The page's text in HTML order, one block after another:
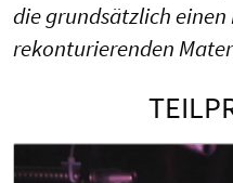
die grundsätzlich
rekonturierenden